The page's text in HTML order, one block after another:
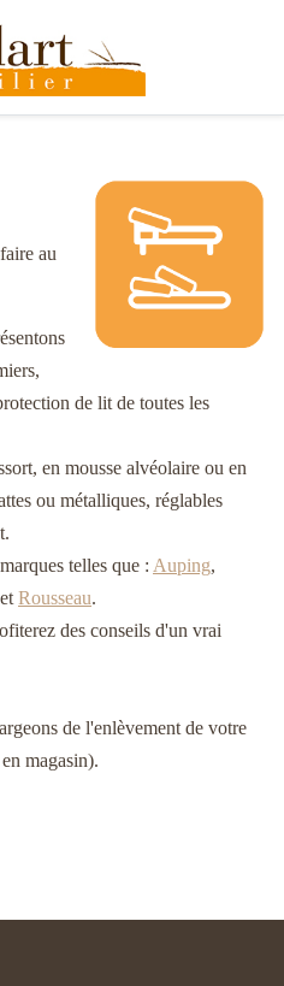
au
de lit de toutes les
en mousse alvéolaire ou en
ou métalliques, réglables
telles que : Auping,
Rousseau.
des conseils d'un vrai
de l'enlèvement de votre
magasin).